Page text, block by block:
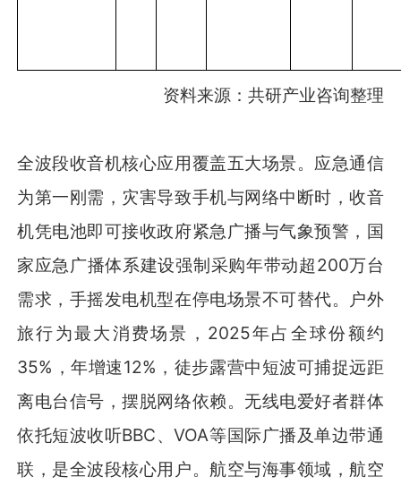
资料来源：共研产业咨询整理
全波段收音机核心应用覆盖五大场景。应急通信
为第一刚需，灾害导致手机与网络中断时，收音
机凭电池即可接收政府紧急广播与气象预警，国
家应急广播体系建设强制采购年带动超200万台
需求，手摇发电机型在停电场景不可替代。户外
旅行为最大消费场景，2025年占全球份额约
35%，年增速12%，徒步露营中短波可捕捉远距
离电台信号，摆脱网络依赖。无线电爱好者群体
依托短波收听BBC、VOA等国际广播及单边带通
联，是全波段核心用户。航空与海事领域，航空